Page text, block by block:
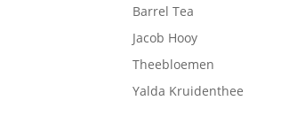
Barrel Tea
Jacob Hooy
Theebloemen
Yalda Kruidenthee